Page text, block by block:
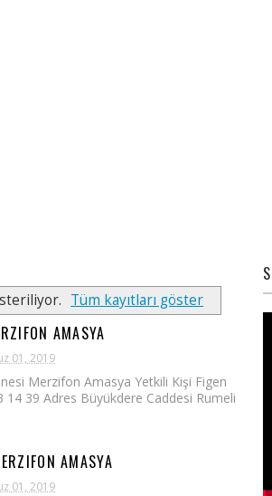
Tüm kayıtları göster
AMASYA
01, 2019
Merzifon Amasya Yetkili Kişi Figen
14 39 Adres Büyükdere Caddesi Rumeli
AMASYA
01, 2019